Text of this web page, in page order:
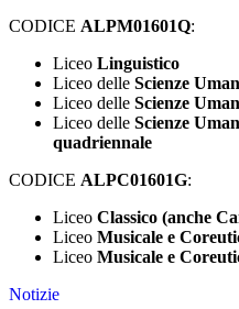
CODICE ALPM01601Q:
Liceo Linguistico
Liceo delle Scienze
Liceo delle Scienze
Liceo delle Scienze
quadriennale
CODICE ALPC01601G:
Liceo Classico (anche
Liceo Musicale e
Liceo Musicale e
Notizie